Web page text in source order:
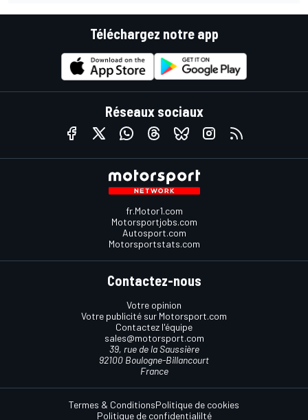
Téléchargez notre app
Réseaux sociaux
fr.Motor1.com
Motorsportjobs.com
Autosport.com
Motorsportstats.com
Contactez-nous
Votre opinion
Votre publicité sur Motorsport.com
Contactez l'équipe
sales@motorsport.com
39, rue de la Saussière
92100 Boulogne-Billancourt
France
Termes & ConditionsPolitique de cookies
Politique de confidentialilté